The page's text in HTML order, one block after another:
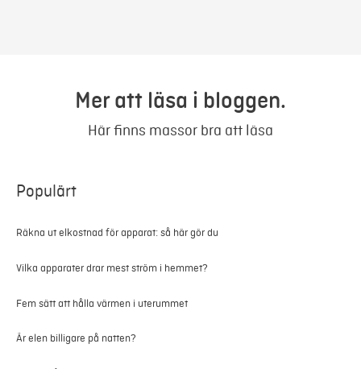
Mer att läsa i bloggen.
Här finns massor bra att läsa
Populärt
Räkna ut elkostnad för apparat: så här gör du
Vilka apparater drar mest ström i hemmet?
Fem sätt att hålla värmen i uterummet
Är elen billigare på natten?